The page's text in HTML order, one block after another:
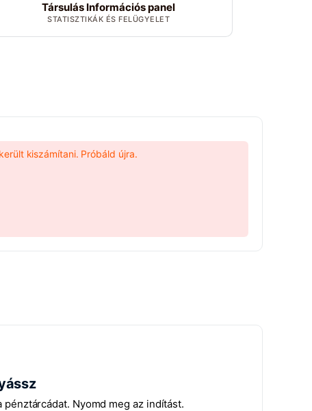
Társulás Információs panel
STATISZTIKÁK ÉS FELÜGYELET
kiszámítani. Próbáld újra.
Nyomd meg az indítást.